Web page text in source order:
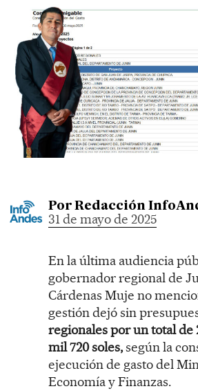
Por Redacción
31 de mayo de 2025
En la última audiencia
gobernador regional de
Cárdenas Muje no
gestión dejó sin
regionales por un total de
mil 720 soles,según la
ejecución de gasto del
Economía y Finanzas.